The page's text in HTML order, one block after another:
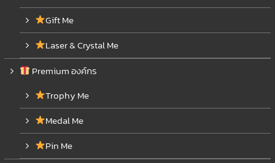
Gift Me
Laser & Crystal Me
Premium องค์กร
Trophy Me
Medal Me
Pin Me